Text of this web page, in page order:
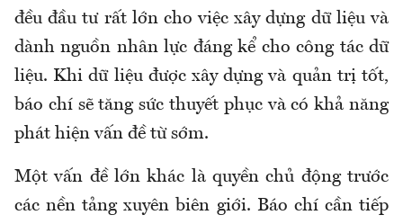
đều đầu tư rất lớn cho việc xây dựng dữ liệu và
dành nguồn nhân lực đáng kể cho công tác dữ
liệu. Khi dữ liệu được xây dựng và quản trị tốt,
báo chí sẽ tăng sức thuyết phục và có khả năng
phát hiện vấn đề từ sớm.
Một vấn đề lớn khác là quyền chủ động trước
các nền tảng xuyên biên giới. Báo chí cần tiếp